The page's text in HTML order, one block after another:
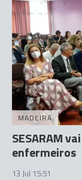
MADEIRA
SESARAM
enfermeiros
13 Jul 15:51